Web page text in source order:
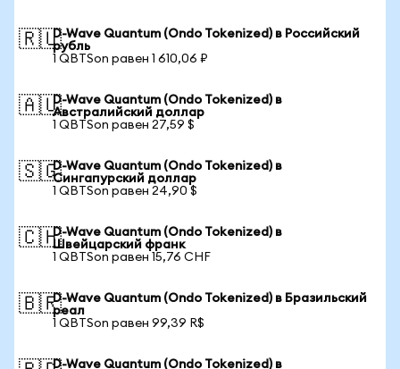
🇷🇺D-Wave Quantum (Ondo Tokenized) в Российский
рубль
1 QBTSon равен 1 610,06 ₽
🇦🇺D-Wave Quantum (Ondo Tokenized) в
Австралийский доллар
1 QBTSon равен 27,59 $
🇸🇬D-Wave Quantum (Ondo Tokenized) в
Сингапурский доллар
1 QBTSon равен 24,90 $
🇨🇭D-Wave Quantum (Ondo Tokenized) в
Швейцарский франк
1 QBTSon равен 15,76 CHF
🇧🇷D-Wave Quantum (Ondo Tokenized) в Бразильский
реал
1 QBTSon равен 99,39 R$
D-Wave Quantum (Ondo Tokenized) в